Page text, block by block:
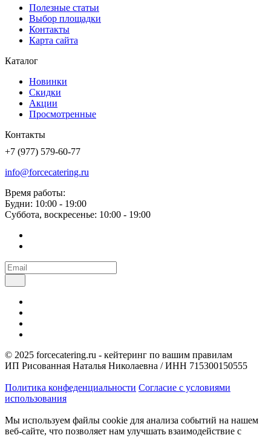
Полезные статьи
Выбор площадки
Контакты
Карта сайта
Каталог
Новинки
Скидки
Акции
Просмотренные
Контакты
+7 (977) 579-60-77
info@forcecatering.ru
Время работы:
Будни: 10:00 - 19:00
Суббота, воскресенье: 10:00 - 19:00
© 2025 forcecatering.ru - кейтеринг по вашим правилам
ИП Рисованная Наталья Николаевна / ИНН 715300150555
Политика конфеденциальности Согласие с условиями
использования
Мы используем файлы cookie для анализа событий на нашем
веб-сайте, что позволяет нам улучшать взаимодействие с